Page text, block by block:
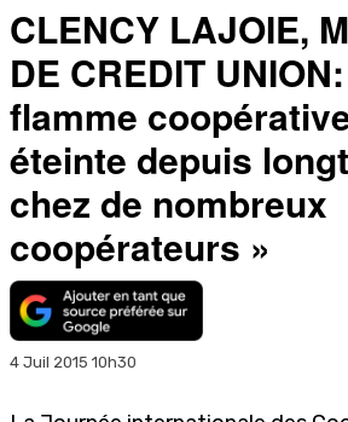
CLENCY LAJOIE,
DE CREDIT
flamme
éteinte depuis
chez de nombreux
coopérateurs »
4 Juil 2015 10h30